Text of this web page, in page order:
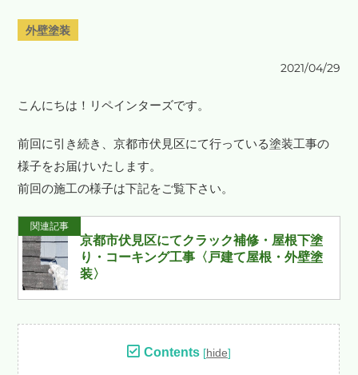
外壁塗装
2021/04/29
こんにちは！リペインターズです。
前回に引き続き、京都市伏見区にて行っている塗装工事の
様子をお届けいたします。
前回の施工の様子は下記をご覧下さい。
関連記事
京都市伏見区にてクラック補修・屋根下塗
り・コーキング工事〈戸建て屋根・外壁塗
装〉
Contents [hide]